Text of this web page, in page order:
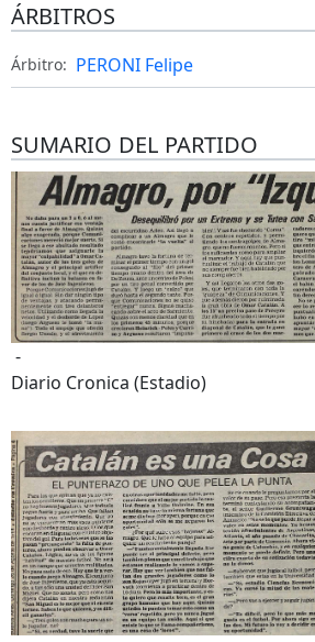
ÁRBITROS
Árbitro: PERONI Felipe
SUMARIO DEL PARTIDO
-
Diario Cronica (Estadio)